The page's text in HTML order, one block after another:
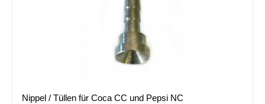
Nippel / Tüllen für Coca CC und Pepsi NC